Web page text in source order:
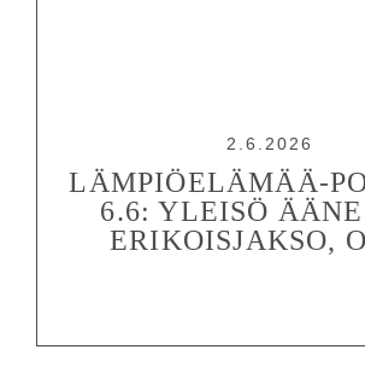
2.6.2026
LÄMPIÖELÄMÄÄ-
6.6: YLEISÖ
ERIKOISJAKSO,